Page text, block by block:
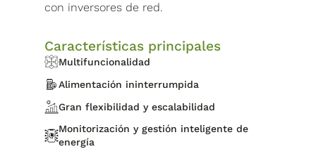
con inversores de red.
Características principales
Multifuncionalidad
Alimentación ininterrumpida
Gran flexibilidad y escalabilidad
Monitorización y gestión inteligente de
energía